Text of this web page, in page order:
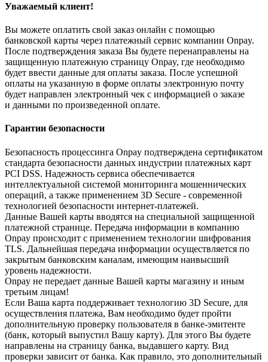
Уважаемый клиент!
Вы можете оплатить свой заказ онлайн с помощью
банковской карты через платежный сервис компании Onpay.
После подтверждения заказа Вы будете перенаправлены на
защищенную платежную страницу Onpay, где необходимо
будет ввести данные для оплаты заказа. После успешной
оплаты на указанную в форме оплаты электронную почту
будет направлен электронный чек с информацией о заказе
и данными по произведенной оплате.
Гарантии безопасности
Безопасность процессинга Onpay подтверждена сертификатом
стандарта безопасности данных индустрии платежных карт
PCI DSS. Надежность сервиса обеспечивается
интеллектуальной системой мониторинга мошеннических
операций, а также применением 3D Secure - современной
технологией безопасности интернет-платежей.
Данные Вашей карты вводятся на специальной защищенной
платежной странице. Передача информации в компанию
Onpay происходит с применением технологии шифрования
TLS. Дальнейшая передача информации осуществляется по
закрытым банковским каналам, имеющим наивысший
уровень надежности.
Onpay не передает данные Вашей карты магазину и иным
третьим лицам!
Если Ваша карта поддерживает технологию 3D Secure, для
осуществления платежа, Вам необходимо будет пройти
дополнительную проверку пользователя в банке-эмитенте
(банк, который выпустил Вашу карту). Для этого Вы будете
направлены на страницу банка, выдавшего карту. Вид
проверки зависит от банка. Как правило, это дополнительный